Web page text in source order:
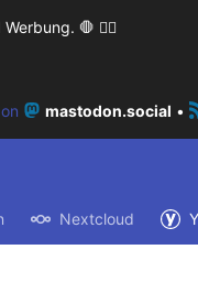
🛑 🙅‍♂️
on mastodon.social •
Nextcloud